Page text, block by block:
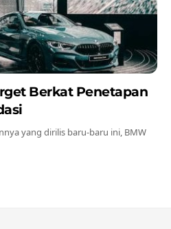
Berkat Penetapan
yang dirilis baru-baru ini, BMW